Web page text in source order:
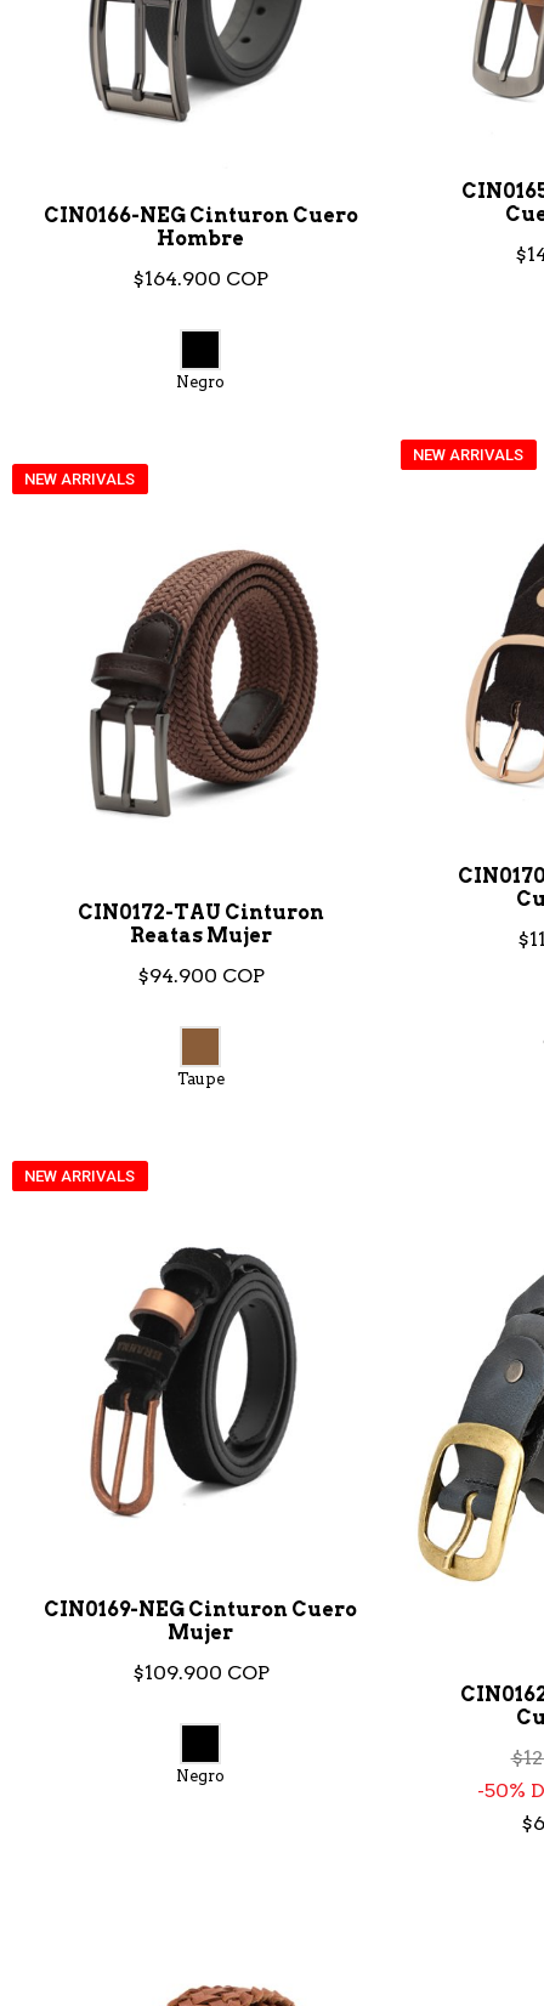
CIN0166-NEG Cinturon Cuero
Hombre
$164.900 COP
Negro
NEW ARRIVALS
CIN0172-TAU Cinturon
Reatas Mujer
$94.900 COP
Taupe
NEW ARRIVALS
CIN0169-NEG Cinturon Cuero
Mujer
$109.900 COP
Negro
NEW ARRIVALS
50%